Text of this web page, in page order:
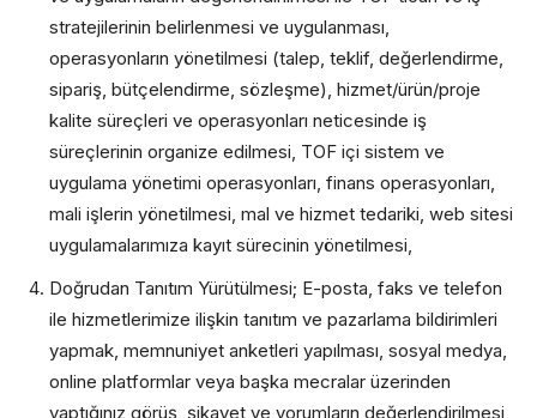
stratejilerinin belirlenmesi ve uygulanması,
operasyonların yönetilmesi (talep, teklif, değerlendirme,
sipariş, bütçelendirme, sözleşme), hizmet/ürün/proje
kalite süreçleri ve operasyonları neticesinde iş
süreçlerinin organize edilmesi, TOF içi sistem ve
uygulama yönetimi operasyonları, finans operasyonları,
mali işlerin yönetilmesi, mal ve hizmet tedariki, web sitesi
uygulamalarımıza kayıt sürecinin yönetilmesi,
Doğrudan Tanıtım Yürütülmesi; E-posta, faks ve telefon
ile hizmetlerimize ilişkin tanıtım ve pazarlama bildirimleri
yapmak, memnuniyet anketleri yapılması, sosyal medya,
online platformlar veya başka mecralar üzerinden
yaptığınız görüş, şikayet ve yorumların değerlendirilmesi,